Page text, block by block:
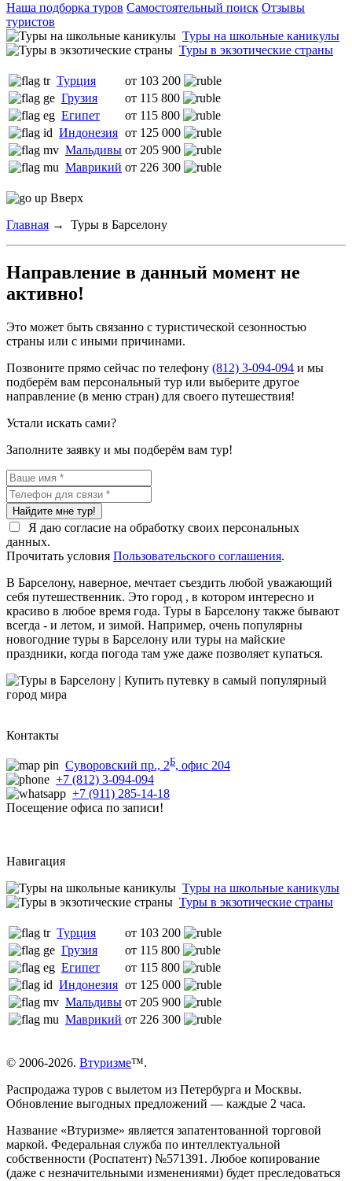
Наша подборка туров Самостоятельный поиск Отзывы
туристов
Туры на школьные каникулы
Туры в экзотические страны
Турция
от 103 200
Грузия
от 115 800
Египет
от 115 800
Индонезия от 125 000
Мальдивы от 205 900
Маврикий от 226 300
Вверх
Главная → Туры в Барселону
Направление в данный момент не
активно!
Это может быть связанно с туристической сезонностью
страны или с иными причинами.
Позвоните прямо сейчас по телефону (812) 3-094-094 и мы
подберём вам персональный тур или выберите другое
направление (в меню стран) для своего путешествия!
Устали искать сами?
Заполните заявку и мы подберём вам тур!
Найдите мне тур!
Я даю согласие на обработку своих персональных
данных.
Прочитать условия Пользовательского соглашения.
В Барселону, наверное, мечтает съездить любой уважающий
себя путешественник. Это город , в котором интересно и
красиво в любое время года. Туры в Барселону также бывают
всегда - и летом, и зимой. Например, очень популярны
новогодние туры в Барселону или туры на майские
праздники, когда погода там уже даже позволяет купаться.
Контакты
Суворовский пр., 2Б, офис 204
+7 (812) 3-094-094
+7 (911) 285-14-18
Посещение офиса по записи!
Навигация
Туры на школьные каникулы
Туры в экзотические страны
Турция
от 103 200
Грузия
от 115 800
Египет
от 115 800
Индонезия от 125 000
Мальдивы от 205 900
Маврикий от 226 300
© 2006-2026. Втуризме™.
Распродажа туров с вылетом из Петербурга и Москвы.
Обновление выгодных предложений — каждые 2 часа.
Название «Втуризме» является запатентованной торговой
маркой. Федеральная служба по интеллектуальной
собственности (Роспатент) №571391. Любое копирование
(даже с незначительными изменениями) будет преследоваться